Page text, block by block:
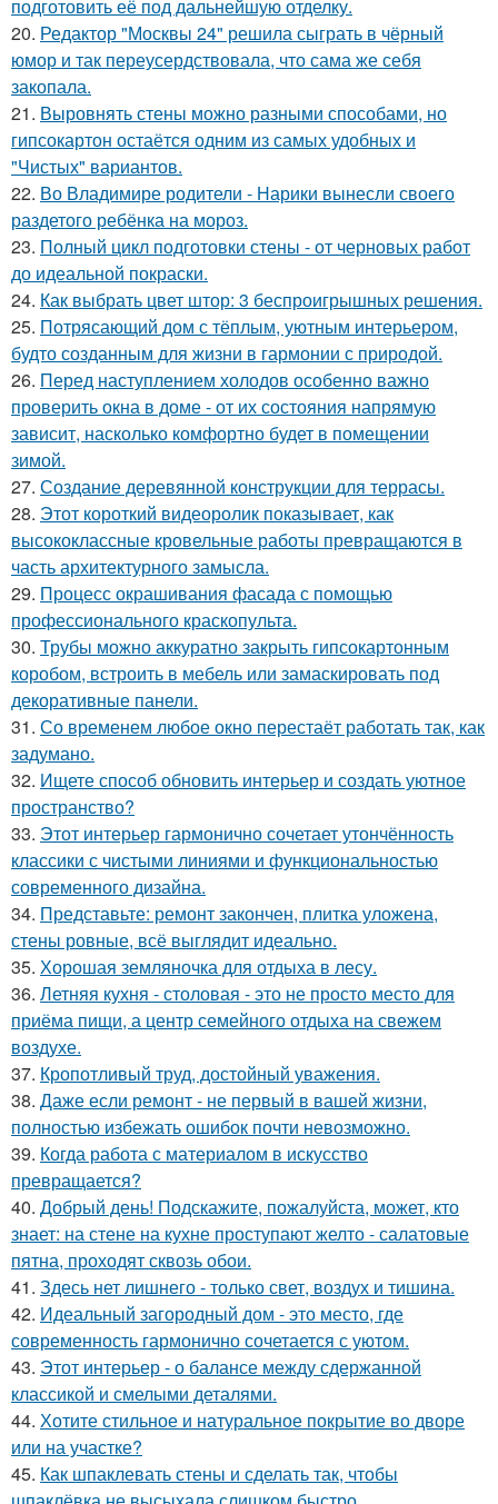
подготовить её под дальнейшую отделку.
20. Редактор "Москвы 24" решила сыграть в чёрный
юмор и так переусердствовала, что сама же себя
закопала.
21. Выровнять стены можно разными способами, но
гипсокартон остаётся одним из самых удобных и
"Чистых" вариантов.
22. Во Владимире родители - Нарики вынесли своего
раздетого ребёнка на мороз.
23. Полный цикл подготовки стены - от черновых работ
до идеальной покраски.
24. Как выбрать цвет штор: 3 беспроигрышных решения.
25. Потрясающий дом с тёплым, уютным интерьером,
будто созданным для жизни в гармонии с природой.
26. Перед наступлением холодов особенно важно
проверить окна в доме - от их состояния напрямую
зависит, насколько комфортно будет в помещении
зимой.
27. Создание деревянной конструкции для террасы.
28. Этот короткий видеоролик показывает, как
высококлассные кровельные работы превращаются в
часть архитектурного замысла.
29. Процесс окрашивания фасада с помощью
профессионального краскопульта.
30. Трубы можно аккуратно закрыть гипсокартонным
коробом, встроить в мебель или замаскировать под
декоративные панели.
31. Со временем любое окно перестаёт работать так, как
задумано.
32. Ищете способ обновить интерьер и создать уютное
пространство?
33. Этот интерьер гармонично сочетает утончённость
классики с чистыми линиями и функциональностью
современного дизайна.
34. Представьте: ремонт закончен, плитка уложена,
стены ровные, всё выглядит идеально.
35. Хорошая земляночка для отдыха в лесу.
36. Летняя кухня - столовая - это не просто место для
приёма пищи, а центр семейного отдыха на свежем
воздухе.
37. Кропотливый труд, достойный уважения.
38. Даже если ремонт - не первый в вашей жизни,
полностью избежать ошибок почти невозможно.
39. Когда работа с материалом в искусство
превращается?
40. Добрый день! Подскажите, пожалуйста, может, кто
знает: на стене на кухне проступают желто - салатовые
пятна, проходят сквозь обои.
41. Здесь нет лишнего - только свет, воздух и тишина.
42. Идеальный загородный дом - это место, где
современность гармонично сочетается с уютом.
43. Этот интерьер - о балансе между сдержанной
классикой и смелыми деталями.
44. Хотите стильное и натуральное покрытие во дворе
или на участке?
45. Как шпаклевать стены и сделать так, чтобы